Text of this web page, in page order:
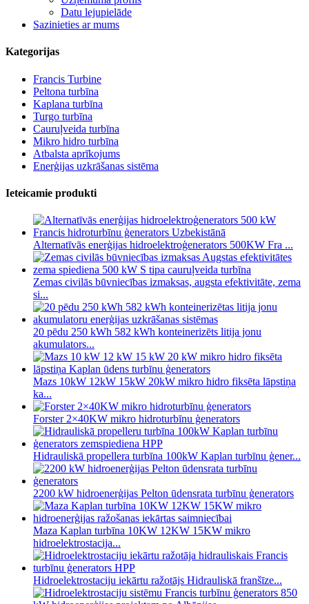
Datu lejupielāde
Sazinieties ar mums
Kategorijas
Francis Turbine
Peltona turbīna
Kaplana turbīna
Turgo turbīna
Cauruļveida turbīna
Mikro hidro turbīna
Atbalsta aprīkojums
Enerģijas uzkrāšanas sistēma
Ieteicamie produkti
Alternatīvās enerģijas hidroelektroģenerators 500KW Fra ...
Zemas civilās būvniecības izmaksas, augsta efektivitāte, zema
si...
20 pēdu 250 kWh 582 kWh konteinerizēts litija jonu
akumulators...
Mazs 10kW 12kW 15kW 20kW mikro hidro fiksēta lāpstiņa
ka...
Forster 2×40KW mikro hidroturbīnu ģenerators
Hidrauliskā propellera turbīna 100kW Kaplan turbīnu ģener...
2200 kW hidroenerģijas Pelton ūdensrata turbīnu ģenerators
Maza Kaplan turbīna 10KW 12KW 15KW mikro
hidroelektrostacija...
Hidroelektrostaciju iekārtu ražotājs Hidrauliskā franšīze...